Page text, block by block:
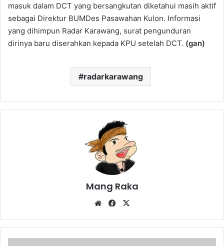
masuk dalam DCT yang bersangkutan diketahui masih aktif
sebagai Direktur BUMDes Pasawahan Kulon. Informasi
yang dihimpun Radar Karawang, surat pengunduran
dirinya baru diserahkan kepada KPU setelah DCT. (gan)
radarkarawang
Mang Raka
WebsiteFacebook